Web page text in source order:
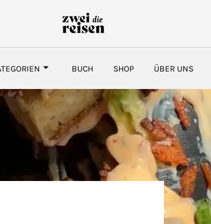
BUCH SHOP ÜBER UNS